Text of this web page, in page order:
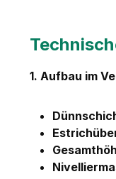
1. Aufbau im